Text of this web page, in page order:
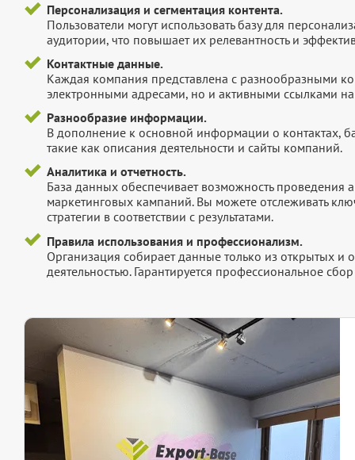
Персонализация и сегментация контента.
Пользователи могут использовать базу для
аудитории, что повышает их релевантность и
Контактные данные.
Каждая компания представлена с разнообразными
электронными адресами, но и активными ссылками
Разнообразие информации.
В дополнение к основной информации о контактах,
такие как описания деятельности и сайты компаний.
Аналитика и отчетность.
База данных обеспечивает возможность проведения
маркетинговых кампаний. Вы можете отслеживать
стратегии в соответствии с результатами.
Правила использования и профессионализм.
Организация собирает данные только из открытых и
деятельностью. Гарантируется профессиональное